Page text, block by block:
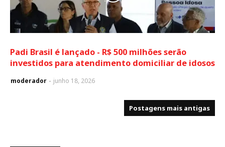
Padi Brasil é lançado - R$ 500 milhões serão
investidos para atendimento domiciliar de idosos
moderador junho 18, 2026
Postagens mais antigas